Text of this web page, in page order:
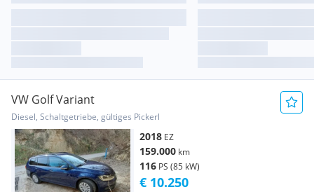
VW Golf Variant
Diesel, Schaltgetriebe, gültiges Pickerl
2018 EZ
159.000 km
116 PS (85 kW)
€ 10.250